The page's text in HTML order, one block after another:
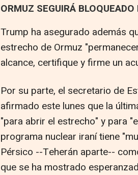
ORMUZ SEGUIRÁ
Trump ha asegurado además
estrecho de Ormuz
alcance, certifique y firme un
Por su parte, el secretario de
afirmado este lunes que la
"para abrir el estrecho" y para
programa nuclear iraní tiene
Pérsico --Teherán aparte--
que se ha mostrado